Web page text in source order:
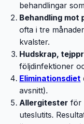
behandlingar
Behandling mot
ofta i tre
kvalster.
Hudskrap,
följdinfektioner
Eliminationsdiet
avsnitt).
Allergitester för
uteslutits.